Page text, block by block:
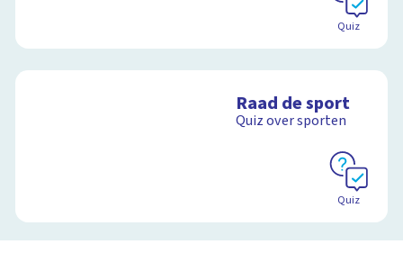
Quiz
Raad de sport
Quiz over sporten
Quiz